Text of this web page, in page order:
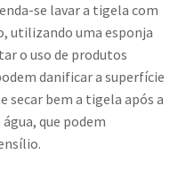
se lavar a tigela com
utilizando uma esponja
o uso de produtos
danificar a superfície
secar bem a tigela após a
que podem